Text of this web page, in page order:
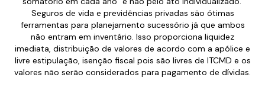
Seguros de vida e previdências privadas são ótimas
ferramentas para planejamento sucessório já que ambos
não entram em inventário. Isso proporciona liquidez
imediata, distribuição de valores de acordo com a apólice e
livre estipulação, isenção fiscal pois são livres de ITCMD e os
valores não serão considerados para pagamento de dívidas.